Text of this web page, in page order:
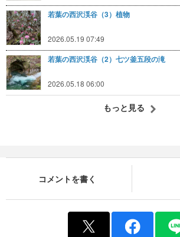
若葉の西沢渓谷（3）植物
2026.05.19 07:49
若葉の西沢渓谷（2）七ツ釜五段の滝
2026.05.18 06:00
もっと見る
コメントを書く